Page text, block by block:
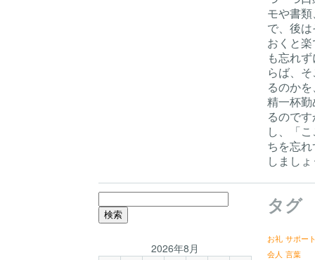
モや書
で、後
おくと
も忘れ
らば、
るのか
精一杯
るので
し、「
ちを忘
しまし
検
索:
2026年8月
タグ
お礼 サポー
会人 言葉